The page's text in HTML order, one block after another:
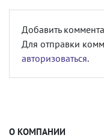
Добавить
Для отправки
авторизоваться.
О КОМПАНИИ